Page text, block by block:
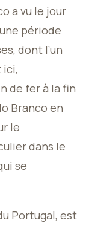
a vu le jour
période
dont l’un
ici,
de fer à la fin
Branco en
le
dans le
se
Portugal, est